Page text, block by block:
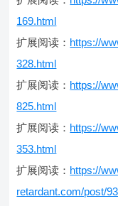
169.html
扩展阅读： https://
328.html
扩展阅读： https://
825.html
扩展阅读： https://
353.html
扩展阅读： https://
retardant.com/post/